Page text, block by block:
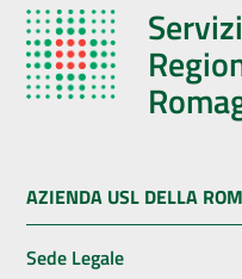
AZIENDA USL DELLA
Sede Legale